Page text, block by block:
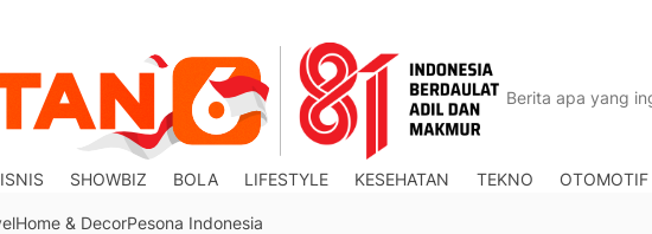
SHOWBIZ BOLA LIFESTYLE KESEHATAN TEKNO OTOMOTIF
Home & DecorPesona Indonesia